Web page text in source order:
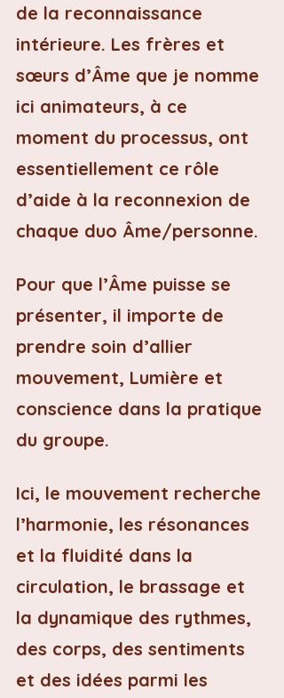
de la reconnaissance
intérieure. Les frères et
sœurs d’Âme que je nomme
ici animateurs, à ce
moment du processus, ont
essentiellement ce rôle
d’aide à la reconnexion de
chaque duo Âme/personne.
Pour que l’Âme puisse se
présenter, il importe de
prendre soin d’allier
mouvement, Lumière et
conscience dans la pratique
du groupe.
Ici, le mouvement recherche
l’harmonie, les résonances
et la fluidité dans la
circulation, le brassage et
la dynamique des rythmes,
des corps, des sentiments
et des idées parmi les